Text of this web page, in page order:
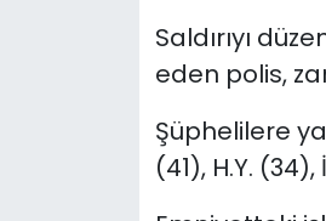
Saldırıyı
eden polis,
Şüphelilere
(41), H.Y.